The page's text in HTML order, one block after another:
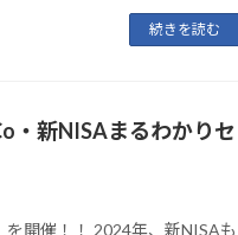
続きを読む
新NISAまるわかりセ
を開催！！ 2024年、新NISAも